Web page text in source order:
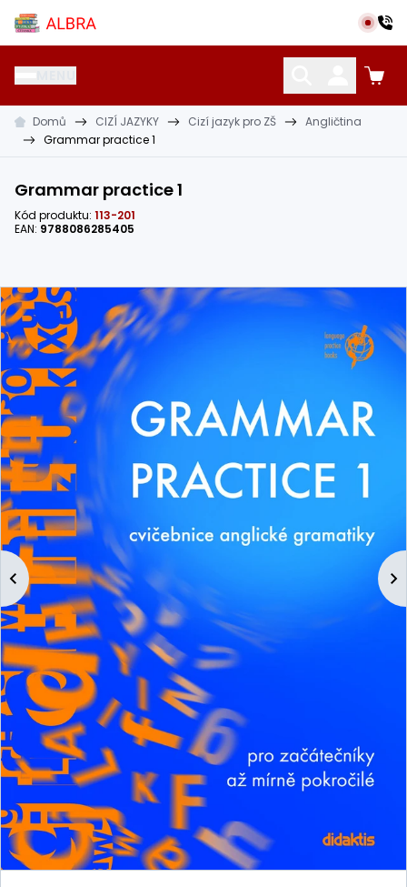
Přeskočit na hlavní obsah
Albra s.r.o.
KATALOG UČEBNIC CIZÍ JAZYKY OSTATNÍ POMŮCKY
Domů CIZÍ JAZYKY Cizí jazyk pro ZŠ
Angličtina
Grammar practice 1
Grammar practice 1
Kód produktu: 113-201
EAN: 9788086285405